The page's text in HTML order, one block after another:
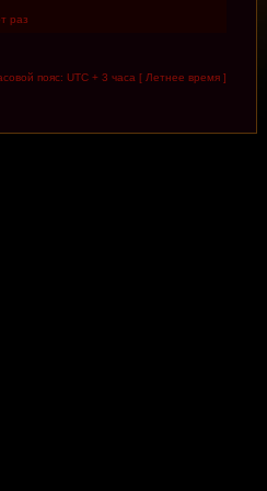
раз
пояс: UTC + 3 часа [ Летнее время ]